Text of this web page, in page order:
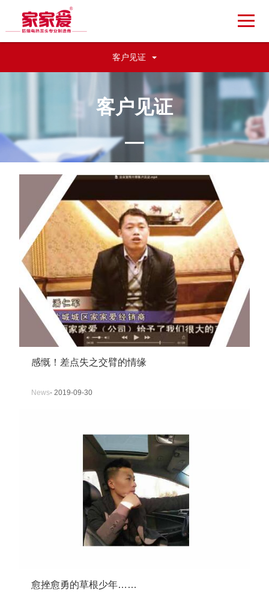
客户见证
客户见证
—
感慨！差点失之交臂的情缘
News- 2019-09-30
愈挫愈勇的草根少年……